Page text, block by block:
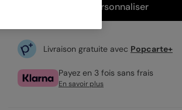
Personnaliser
Livraison gratuite avec Popcarte+
Payez en 3 fois sans frais
En savoir plus